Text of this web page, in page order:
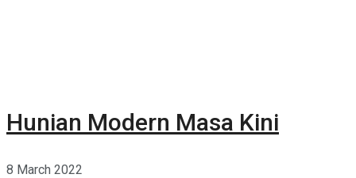
Hunian Modern Masa Kini
8 March 2022